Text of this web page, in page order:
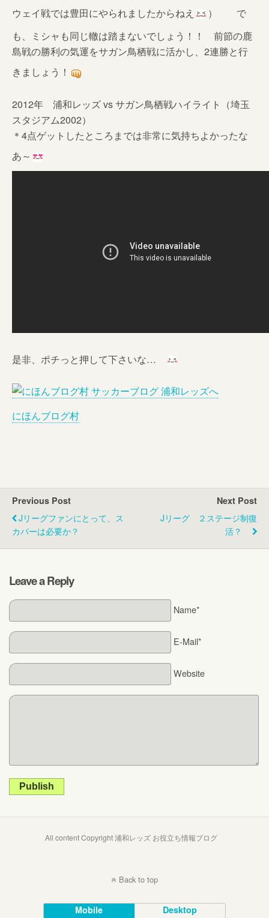
ウェイ戦では豊田にやられましたからねえ
） で
も、ミシャも同じ轍は踏まないでしょう！！ 前節の鹿
島戦の勝利の気運をサガン鳥栖戦に活かし、2連勝と行
きましょう！
2012年 浦和レッズ vs サガン鳥栖戦ハイライト（埼玉
スタジアム2002）
＊4点ゲットしたところまでは非常に気持ちよかったな
あ～
是非、ポチっと押して下さいな…
にほんブログ村
Previous Post
Jリーグファンにとって、ス
カパーは必要か？
Next Post
Jリーグ ２ステージ制復
活？
Leave a Reply
Name*
E-Mail*
Website
Publish
All content Copyright 浦和レッズ お役立ち情報ブログ
Back to top
Mobile Desktop